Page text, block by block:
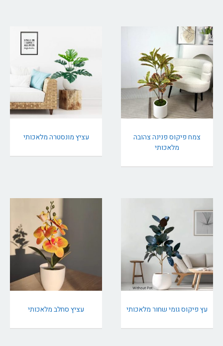
צמח פיקוס פנינה צהובה
מלאכותי
עציץ מונסטרה מלאכותי
עץ פיקוס גומי שחור מלאכותי עציץ סחלב מלאכותי